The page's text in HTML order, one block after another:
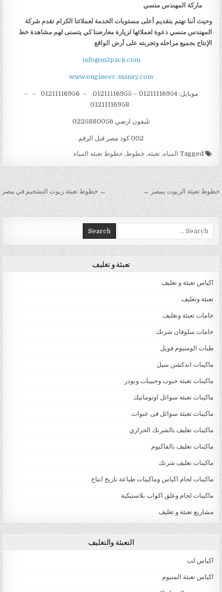
ماركة المهندس منسي
وحيث أننا نهتم بتقديم أعلى مستويات الخدمة لعملائنا الكرام تقدم شركة
المهندس منسي دعوة لعملائها لزيارة معارضنا كي يتسنى لهم مشاهدة خط
الإنتاج بجميع مراحله وتجربته على أرض الواقع
info@m2pack.com
www.engineer-mansy.com
موبايل: 01211116954 – 01211116955 – 01211116956 – –
تليفون ارضي 0225880056
002 كود مصر قبل الرقم
Tagged المياه,تعبئه, خطوط, خطوط تعبئه المياه
تصفّح المقالات ← خطوط تعبئة زيوت التشحيم في مصر خطوط تعيئة الزيوت بمصر →
Search for:
تعبئة و تغليف
اكياس تعبئة و تغليف
تعبئة وتغليف
خامات تعبئة وتغليف
خامات سلوفان شرنك
طبات الومنيوم فويل
ماكينات اندكشن سيل
ماكينات تعبئة حبوب وحبيبات وبودر
ماكينات تعبئة سوائل اوتوماتيك
ماكينات تعبئة سوائل فى عبوات
ماكينات تغليف بالشرنك الحراري
ماكينات تغليف بالفاكيوم
ماكينات تغليف شرنك
ماكينات لحام اكياس وماكينات طباعة تاريخ انتاج
ماكينات لحام وغلق اكواب بلاستيكية
مشاريع تعبئة و تغليف
التعبئة والتغليف
اكياس لب
اكياس تعبئة المنيوم